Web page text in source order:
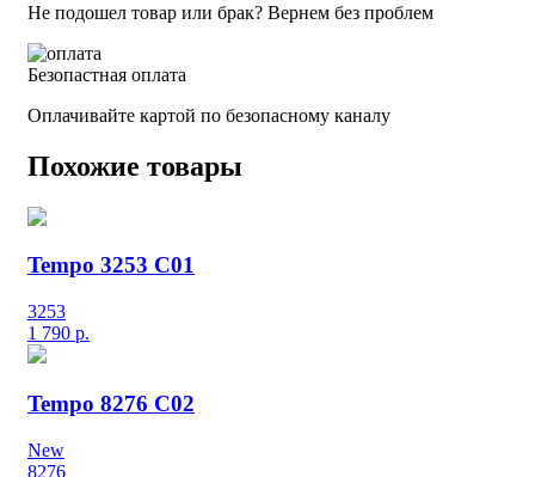
Не подошел товар или брак? Вернем без проблем
Безопастная оплата
Оплачивайте картой по безопасному каналу
Похожие товары
Tempo 3253 C01
3253
1 790 р.
Tempo 8276 C02
New
8276